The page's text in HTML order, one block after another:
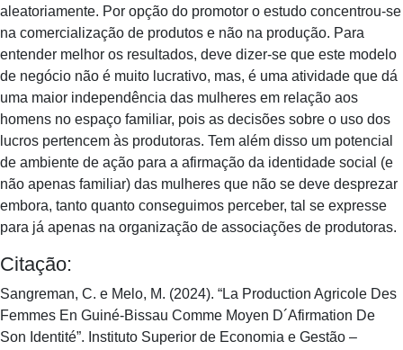
aleatoriamente. Por opção do promotor o estudo concentrou-se
na comercialização de produtos e não na produção. Para
entender melhor os resultados, deve dizer-se que este modelo
de negócio não é muito lucrativo, mas, é uma atividade que dá
uma maior independência das mulheres em relação aos
homens no espaço familiar, pois as decisões sobre o uso dos
lucros pertencem às produtoras. Tem além disso um potencial
de ambiente de ação para a afirmação da identidade social (e
não apenas familiar) das mulheres que não se deve desprezar
embora, tanto quanto conseguimos perceber, tal se expresse
para já apenas na organização de associações de produtoras.
Citação:
Sangreman, C. e Melo, M. (2024). “La Production Agricole Des
Femmes En Guiné-Bissau Comme Moyen D´Afirmation De
Son Identité”. Instituto Superior de Economia e Gestão –